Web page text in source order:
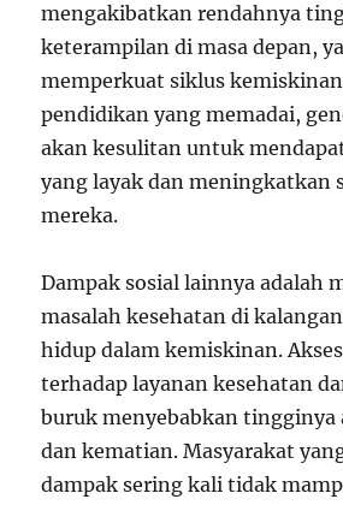
mengakibatkan rendahnya
keterampilan di masa depan,
memperkuat siklus
pendidikan yang memadai,
akan kesulitan untuk
yang layak dan meningkatkan
mereka.
Dampak sosial lainnya adalah
masalah kesehatan di
hidup dalam kemiskinan.
terhadap layanan kesehatan
buruk menyebabkan tingginya
dan kematian. Masyarakat
dampak sering kali tidak